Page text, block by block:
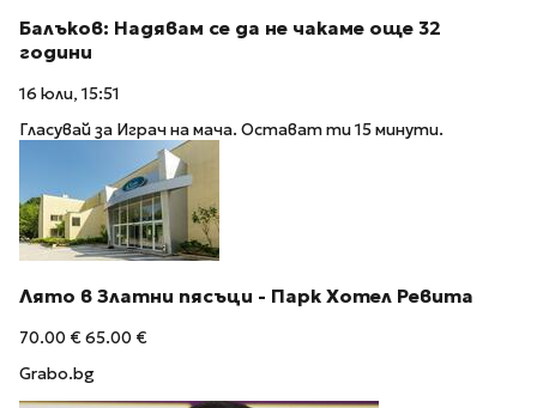
Балъков: Надявам се да не чакаме още 32
години
16 юли, 15:51
Гласувай за Играч на мача. Остават ти 15 минути.
Лято в Златни пясъци - Парк Хотел Ревита
70.00 €65.00 €
Grabo.bg